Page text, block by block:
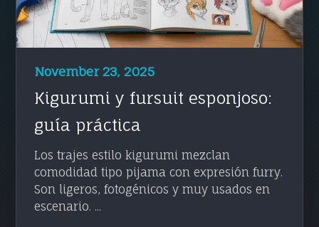
November 23, 2025
Kigurumi y fursuit esponjoso:
guía práctica
Los trajes estilo kigurumi mezclan
comodidad tipo pijama con expresión furry.
Son ligeros, fotogénicos y muy usados en
escenario. ...